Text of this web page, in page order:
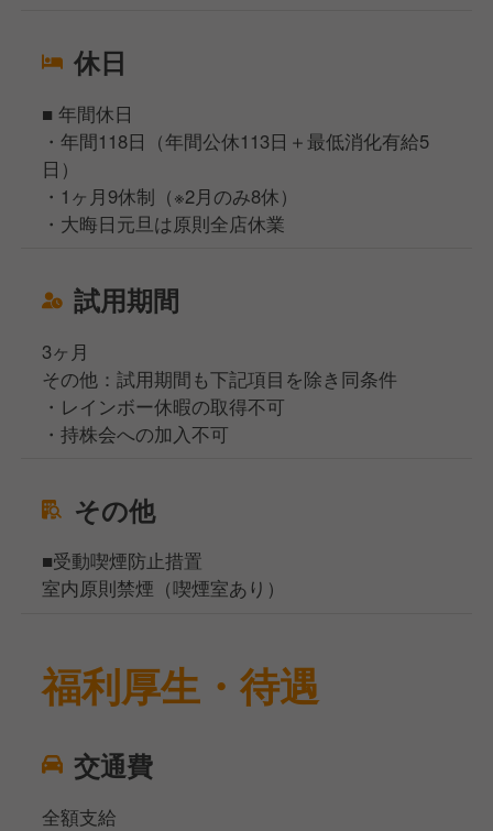
休日
■ 年間休日
・年間118日（年間公休113日＋最低消化有給5
日）
・1ヶ月9休制（※2月のみ8休）
・大晦日元旦は原則全店休業
試用期間
3ヶ月
その他：試用期間も下記項目を除き同条件
・レインボー休暇の取得不可
・持株会への加入不可
その他
■受動喫煙防止措置
室内原則禁煙（喫煙室あり）
福利厚生・待遇
交通費
全額支給